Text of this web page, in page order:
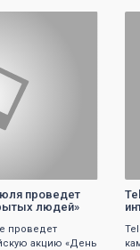
проведет
людей»
проведет
акцию «День